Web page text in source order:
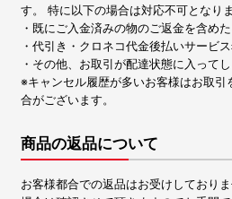
す。 特に以下の場合は対応不可となり
・既にご入金済みの物のご返金を含めた
・代引き・クロネコ代金後払いサービ
・その他、お取引が配達状態に入ってし
※キャンセル履歴が多いお客様はお取引
合がございます。
商品の返品について
お客様都合での返品はお受けしており